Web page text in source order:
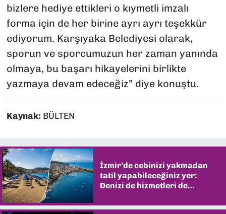
bizlere hediye ettikleri o kıymetli imzalı
forma için de her birine ayrı ayrı teşekkür
ediyorum. Karşıyaka Belediyesi olarak,
sporun ve sporcumuzun her zaman yanında
olmaya, bu başarı hikayelerini birlikte
yazmaya devam edeceğiz” diye konuştu.
Kaynak: BÜLTEN
İzmir’de cebinizi yakmadan
tatil yapabileceğiniz yer:
Denizi de hizmetleri de